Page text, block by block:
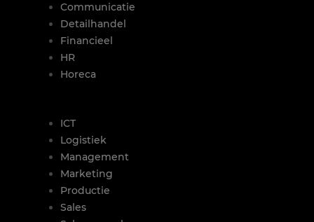
Communicatie
Detailhandel
Financieel
HR
Horeca
ICT
Logistiek
Management
Marketing
Productie
Sales